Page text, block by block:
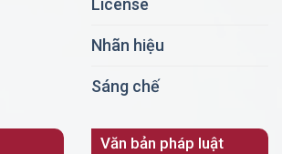
License
Nhãn hiệu
Sáng chế
Văn bản pháp luật